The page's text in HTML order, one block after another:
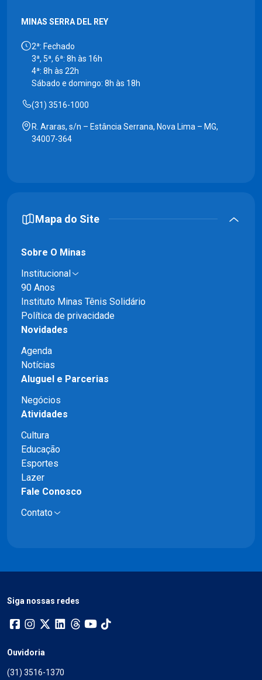
MINAS SERRA DEL REY
2ª: Fechado
3ª, 5ª, 6ª: 8h às 16h
4ª: 8h às 22h
Sábado e domingo: 8h às 18h
(31) 3516-1000
R. Araras, s/n – Estância Serrana, Nova Lima – MG,
34007-364
Mapa do Site
Sobre O Minas
Institucional
90 Anos
Instituto Minas Tênis Solidário
Política de privacidade
Novidades
Agenda
Notícias
Aluguel e Parcerias
Negócios
Atividades
Cultura
Educação
Esportes
Lazer
Fale Conosco
Contato
Siga nossas redes
Ouvidoria
(31) 3516-1370